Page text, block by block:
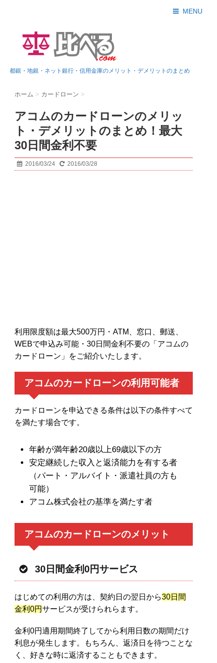
MENU
都銀・地銀・ネット銀行・信用金庫のメリット・デメリットのまとめ
ホーム > カードローン >
アコムのカードローンのメリッ
ト・デメリットのまとめ！最大
30日間金利不要
2016/03/24 2016/03/28
利用限度額は最大500万円・ATM、窓口、郵送、
WEBで申込み可能・30日間金利不要の「アコムの
カードローン」をご紹介いたします。
アコムのカードローンの利用可能者
カードローンを申込できる条件は以下の条件すべて
を満たす場合です。
年齢が満年齢20歳以上69歳以下の方
安定継続した収入と返済能力を有する者
（パート・アルバイト・派遣社員の方も
可能）
アコム株式会社の基準を満たす者
アコムのカードローンのメリット
30日間金利0円サービス
はじめての利用の方は、契約日の翌日から30日間
金利0円サービスが受けられらます。
金利0円適用期間終了してから利用日数の期間だけ
利息が発生します。もちろん、返済日を待つことな
く、好きな時に返済することもできます。